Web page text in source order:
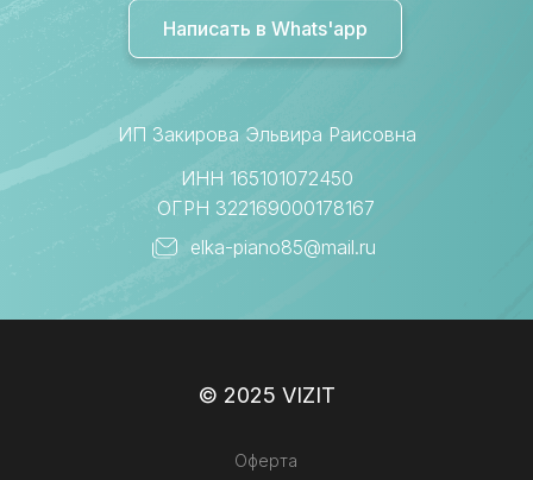
Написать в Whats'app
ИП Закирова Эльвира Раисовна
ИНН 165101072450
ОГРН 322169000178167
elka-piano85@mail.ru
Оферта
© 2025 VIZIT